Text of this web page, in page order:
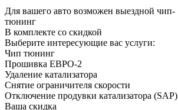
Для вашего авто возможен выездной чип-
тюнинг
В комплекте со скидкой
Выберите интересующие вас услуги:
Чип тюнинг
Прошивка ЕВРО-2
Удаление катализатора
Снятие ограничителя скорости
Отключение продувки катализатора (SAP)
Ваша скидка